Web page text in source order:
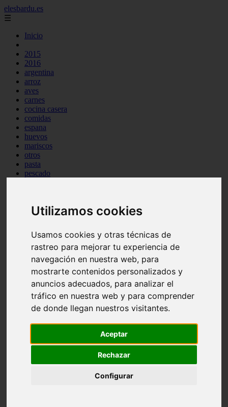
Utilizamos cookies
Usamos cookies y otras técnicas de
rastreo para mejorar tu experiencia de
navegación en nuestra web, para
mostrarte contenidos personalizados y
anuncios adecuados, para analizar el
tráfico en nuestra web y para comprender
de donde llegan nuestros visitantes.
Aceptar
Rechazar
Configurar
elesbardu.es
☰
Inicio
2015
2016
argentina
arroz
aves
carnes
cocina casera
comidas
espana
huevos
mariscos
otros
pasta
pescado
vocabulario de cocina
Madrid - pozuelo-de-alarcón
Teruel - sarrión
Cádiz - algodonales
Illes-balears - inca
Madrid - madrid
Málaga - torremolinos
Asturias - oviedo
Cádiz - el-puerto-de-santa-maría
Málaga - marbella
Barcelona - barcelona